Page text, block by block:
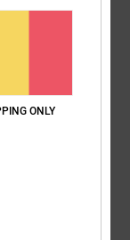
aan
ONLY